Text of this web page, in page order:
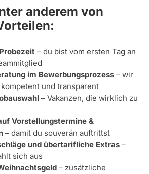
anderem von
– du bist vom ersten Tag an
im Bewerbungsprozess – wir
und transparent
– Vakanzen, die wirklich zu
Vorstellungstermine &
– damit du souverän auftrittst
und übertarifliche Extras –
sich aus
– zusätzliche